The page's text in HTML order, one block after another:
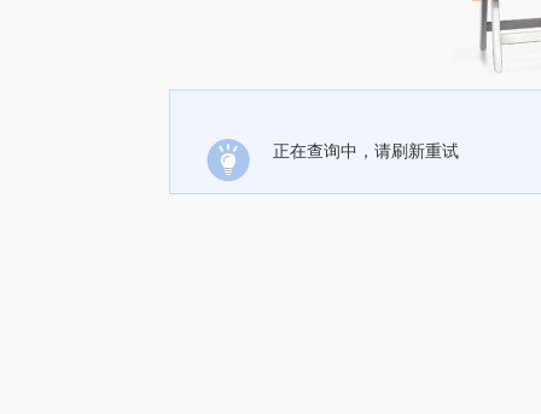
正在查询中，请刷新重试